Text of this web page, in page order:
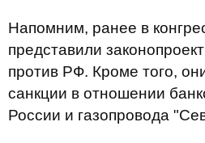
Напомним, ранее в
представили
против РФ. Кроме того,
санкции в отношении
России и газопровода